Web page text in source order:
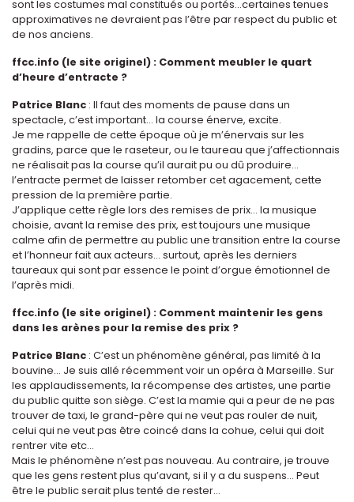
sont les costumes mal constitués ou portés…certaines tenues
approximatives ne devraient pas l’être par respect du public et
de nos anciens.
ffcc.info (le site originel) : Comment meubler le quart
d’heure d’entracte ?
Patrice Blanc : Il faut des moments de pause dans un
spectacle, c’est important… la course énerve, excite.
Je me rappelle de cette époque où je m’énervais sur les
gradins, parce que le raseteur, ou le taureau que j’affectionnais
ne réalisait pas la course qu’il aurait pu ou dû produire...
l’entracte permet de laisser retomber cet agacement, cette
pression de la première partie.
J’applique cette règle lors des remises de prix… la musique
choisie, avant la remise des prix, est toujours une musique
calme afin de permettre au public une transition entre la course
et l’honneur fait aux acteurs… surtout, après les derniers
taureaux qui sont par essence le point d’orgue émotionnel de
l’après midi.
ffcc.info (le site originel) : Comment maintenir les gens
dans les arènes pour la remise des prix ?
Patrice Blanc : C’est un phénomène général, pas limité à la
bouvine... Je suis allé récemment voir un opéra à Marseille. Sur
les applaudissements, la récompense des artistes, une partie
du public quitte son siège. C’est la mamie qui a peur de ne pas
trouver de taxi, le grand-père qui ne veut pas rouler de nuit,
celui qui ne veut pas être coincé dans la cohue, celui qui doit
rentrer vite etc...
Mais le phénomène n’est pas nouveau. Au contraire, je trouve
que les gens restent plus qu’avant, si il y a du suspens... Peut
être le public serait plus tenté de rester...